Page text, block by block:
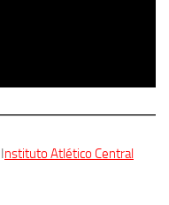
nstituto Atlético Central